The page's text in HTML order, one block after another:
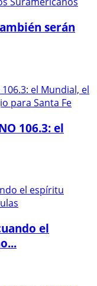
serán
106.3: el
el